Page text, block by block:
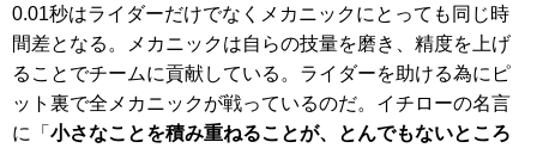
0.01秒はライダーだけでなくメカニックにとっても同じ時
間差となる。メカニックは自らの技量を磨き、精度を上げ
ることでチームに貢献している。ライダーを助ける為にピ
ット裏で全メカニックが戦っているのだ。イチローの名言
に「 小さなことを積み重ねることが、とんでもないところ